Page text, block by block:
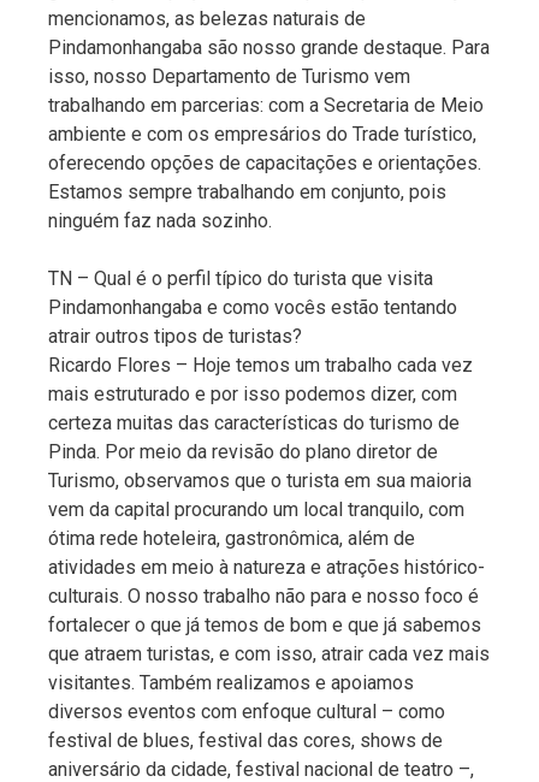
mencionamos, as belezas naturais de
Pindamonhangaba são nosso grande destaque. Para
isso, nosso Departamento de Turismo vem
trabalhando em parcerias: com a Secretaria de Meio
ambiente e com os empresários do Trade turístico,
oferecendo opções de capacitações e orientações.
Estamos sempre trabalhando em conjunto, pois
ninguém faz nada sozinho.
TN – Qual é o perfil típico do turista que visita
Pindamonhangaba e como vocês estão tentando
atrair outros tipos de turistas?
Ricardo Flores – Hoje temos um trabalho cada vez
mais estruturado e por isso podemos dizer, com
certeza muitas das características do turismo de
Pinda. Por meio da revisão do plano diretor de
Turismo, observamos que o turista em sua maioria
vem da capital procurando um local tranquilo, com
ótima rede hoteleira, gastronômica, além de
atividades em meio à natureza e atrações histórico-
culturais. O nosso trabalho não para e nosso foco é
fortalecer o que já temos de bom e que já sabemos
que atraem turistas, e com isso, atrair cada vez mais
visitantes. Também realizamos e apoiamos
diversos eventos com enfoque cultural – como
festival de blues, festival das cores, shows de
aniversário da cidade, festival nacional de teatro –,